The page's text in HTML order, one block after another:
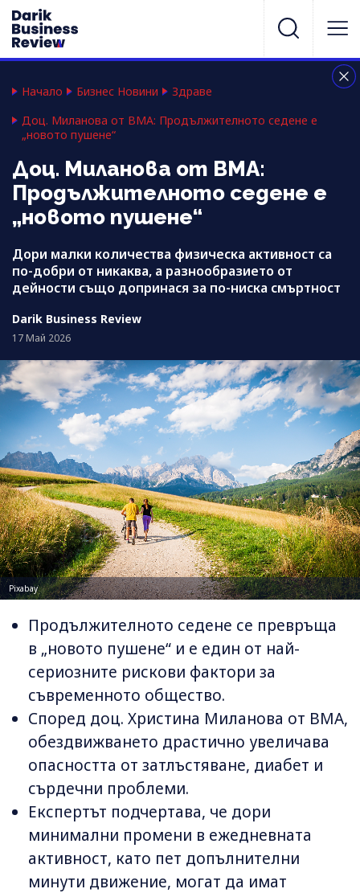
Начало Бизнес Новини
Здраве
Доц. Миланова от ВМА: Продължителното седене е
„новото пушене“
Доц. Миланова от ВМА:
Продължителното седене е
„новото пушене“
Дори малки количества физическа активност са
по-добри от никаква, а разнообразието от
дейности също допринася за по-ниска смъртност
Darik Business Review
17 Май 2026
Pixabay
Продължителното седене се превръща
в „новото пушене“ и е един от най-
сериозните рискови фактори за
съвременното общество.
Според доц. Христина Миланова от ВМА,
обездвижването драстично увеличава
опасността от затлъстяване, диабет и
сърдечни проблеми.
Експертът подчертава, че дори
минимални промени в ежедневната
активност, като пет допълнителни
минути движение, могат да имат